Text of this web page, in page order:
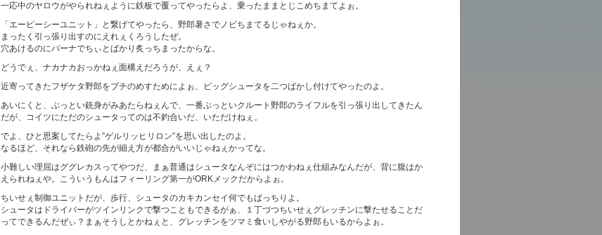
一応中のヤロウがやられねぇように鉄板で覆ってやったらよ、乗ったままとじこめちまてよぉ。
「エーピーシーユニット」と繋げてやったら、野郎暑さでノビちまてるじゃねぇか。
まったく引っ張り出すのにえれぇくろうしたぜ。
穴あけるのにバーナでちぃとばかり炙っちまったからな。
どうでぇ、ナカナカおっかねぇ面構えだろうが、えぇ？
近寄ってきたフザケタ野郎をブチのめすためによぉ、ビッグシュータを二つばかし付けてやったのよ。
あいにくと、ぶっとい銃身がみあたらねぇんで、一番ぶっといクルート野郎のライフルを引っ張り出してきたん
だが、コイツにただのシュータってのは不釣合いだ、いただけねぇ。
でよ、ひと思案してたらよ”ゲルリッヒリロン”を思い出したのよ。
なるほど、それなら鉄砲の先が細え方が都合がいいじゃねぇかってな。
小難しい理屈はググレカスってやつだ、まぁ普通はシュータなんぞにはつかわねぇ仕組みなんだが、背に腹はか
えられねぇや。こういうもんはフィーリング第一がORKメックだからよぉ。
ちいせぇ制御ユニットだが、歩行、シュータのカキカンセイ何でもばっちりよ。
シュータはドライバーがツインリンクで撃つこともできるがぁ、１丁づつちいせぇグレッチンに撃たせることだ
ってできるんだぜぃ？まぁそうしとかねぇと、グレッチンをツマミ食いしやがる野郎もいるからよぉ。